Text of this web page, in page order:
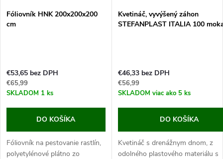
Fóliovník HNK 200x200x200
cm
€53,65 bez DPH
€65,99
SKLADOM 1 ks
DO KOŠÍKA
Fóliovník na pestovanie rastlín,
polyetylénové plátno zo
Kvetináč, vyvýšený záhon
STEFANPLAST ITALIA 100
€46,33 bez DPH
€56,99
SKLADOM viac ako 5 ks
DO KOŠÍKA
Kvetináč s drenážnym dnom, z
odolného plastového materiálu s